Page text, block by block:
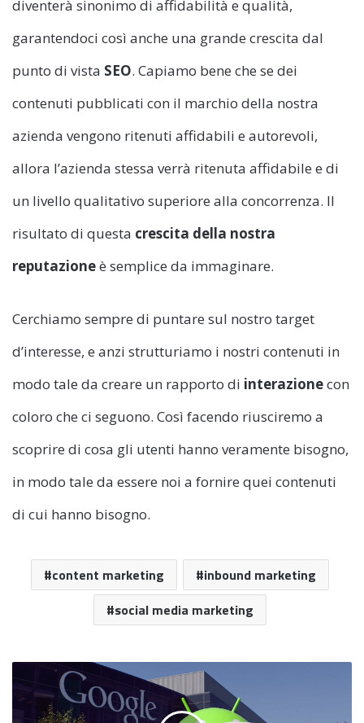
diventerà sinonimo di affidabilità e qualità,
garantendoci così anche una grande crescita dal
punto di vista SEO. Capiamo bene che se dei
contenuti pubblicati con il marchio della nostra
azienda vengono ritenuti affidabili e autorevoli,
allora l’azienda stessa verrà ritenuta affidabile e di
un livello qualitativo superiore alla concorrenza. Il
risultato di questa crescita della nostra
reputazioneè semplice da immaginare.
Cerchiamo sempre di puntare sul nostro target
d’interesse, e anzi strutturiamo i nostri contenuti in
modo tale da creare un rapporto di interazionecon
coloro che ci seguono. Così facendo riusciremo a
scoprire di cosa gli utenti hanno veramente bisogno,
in modo tale da essere noi a fornire quei contenuti
di cui hanno bisogno.
content marketing
inbound marketing
social media marketing